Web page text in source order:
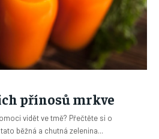
přínosů mrkve
vidět ve tmě? Přečtěte si o
běžná a chutná zelenina...